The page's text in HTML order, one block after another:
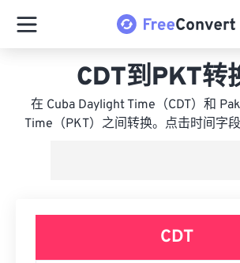
CDT到PKT转
在 Cuba Daylight Time（CDT）和
Time（PKT）之间转换。点击时间字段
CDT